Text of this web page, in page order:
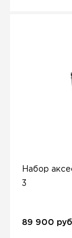
Набор
3
89 900